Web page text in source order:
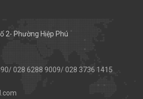
2- Phường Hiệp Phú
028 6288 9009/ 028 3736 1415